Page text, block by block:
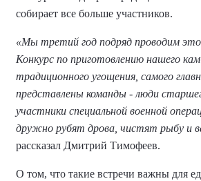
собирает все больше участников.
«Мы третий год подряд проводим
Конкурс по приготовлению нашего
традиционного угощения, самого
представлены команды - люди
участники специальной военной
дружно рубят дрова, чистят рыбу и
рассказал Дмитрий Тимофеев.
О том, что такие встречи важны для